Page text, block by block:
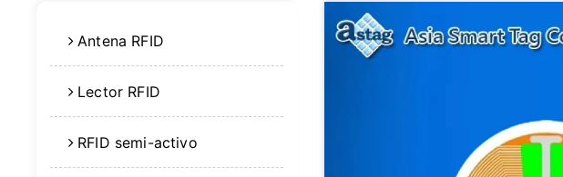
Antena RFID
Lector RFID
RFID semi-activo